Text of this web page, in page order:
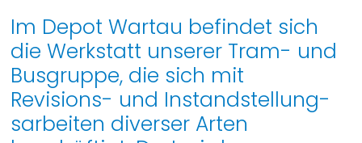
Im Depot Wartau befindet sich
die Werkstatt unserer Tram- und
Busgruppe, die sich mit
Revisions- und Instandstellung-
sarbeiten diverser Arten